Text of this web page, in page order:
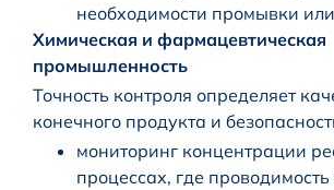
необходимости промывки
Химическая и фармацевтическая
промышленность
Точность контроля определяет
конечного продукта и
мониторинг концентрации
процессах, где